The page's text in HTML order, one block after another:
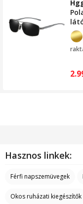
Hasznos linkek:
Férfi napszemüvegek
Okos ruházati kiegészítők